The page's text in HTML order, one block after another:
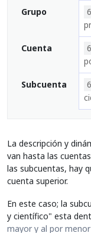
Grupo
Cuenta
Subcuenta
La descripción y
van hasta las
las subcuentas, hay
cuenta superior.
En este caso; la
y científico" esta
mayor y al por menor